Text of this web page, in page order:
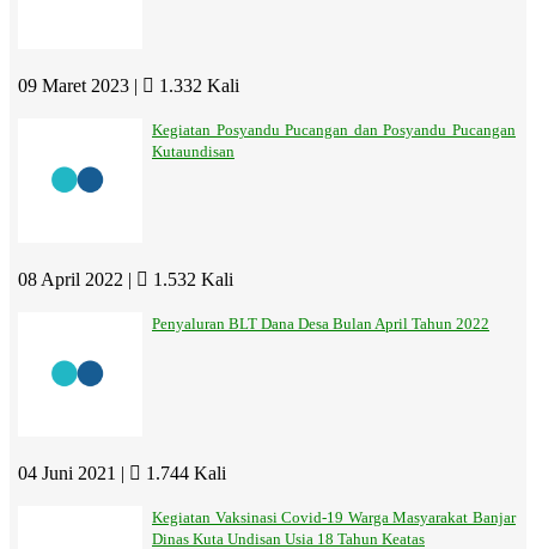
09 Maret 2023 | 1.332 Kali
Kegiatan Posyandu Pucangan dan Posyandu Pucangan
Kutaundisan
08 April 2022 | 1.532 Kali
Penyaluran BLT Dana Desa Bulan April Tahun 2022
04 Juni 2021 | 1.744 Kali
Kegiatan Vaksinasi Covid-19 Warga Masyarakat Banjar
Dinas Kuta Undisan Usia 18 Tahun Keatas